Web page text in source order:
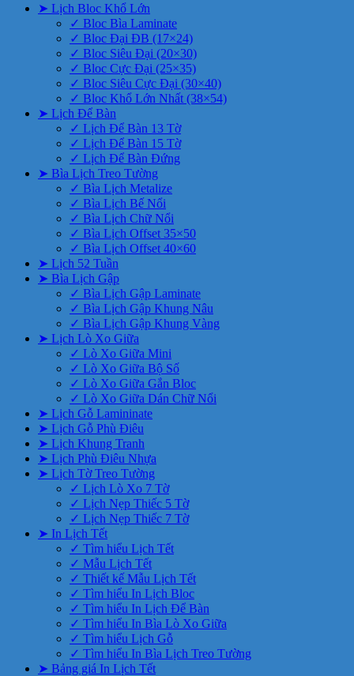
➤ Lịch Bloc Khổ Lớn
✓ Bloc Bìa Laminate
✓ Bloc Đại ĐB (17×24)
✓ Bloc Siêu Đại (20×30)
✓ Bloc Cực Đại (25×35)
✓ Bloc Siêu Cực Đại (30×40)
✓ Bloc Khổ Lớn Nhất (38×54)
➤ Lịch Để Bàn
✓ Lịch Để Bàn 13 Tờ
✓ Lịch Để Bàn 15 Tờ
✓ Lịch Để Bàn Đứng
➤ Bìa Lịch Treo Tường
✓ Bìa Lịch Metalize
✓ Bìa Lịch Bế Nổi
✓ Bìa Lịch Chữ Nổi
✓ Bìa Lịch Offset 35×50
✓ Bìa Lịch Offset 40×60
➤ Lịch 52 Tuần
➤ Bìa Lịch Gập
✓ Bìa Lịch Gập Laminate
✓ Bìa Lịch Gập Khung Nâu
✓ Bìa Lịch Gập Khung Vàng
➤ Lịch Lò Xo Giữa
✓ Lò Xo Giữa Mini
✓ Lò Xo Giữa Bộ Số
✓ Lò Xo Giữa Gắn Bloc
✓ Lò Xo Giữa Dán Chữ Nổi
➤ Lịch Gỗ Lamininate
➤ Lịch Gỗ Phù Điêu
➤ Lịch Khung Tranh
➤ Lịch Phù Điêu Nhựa
➤ Lịch Tờ Treo Tường
✓ Lịch Lò Xo 7 Tờ
✓ Lịch Nẹp Thiếc 5 Tờ
✓ Lịch Nẹp Thiếc 7 Tờ
➤ In Lịch Tết
✓ Tìm hiểu Lịch Tết
✓ Mẫu Lịch Tết
✓ Thiết kế Mẫu Lịch Tết
✓ Tìm hiểu In Lịch Bloc
✓ Tìm hiểu In Lịch Để Bàn
✓ Tìm hiểu In Bìa Lò Xo Giữa
✓ Tìm hiểu Lịch Gỗ
✓ Tìm hiểu In Bìa Lịch Treo Tường
➤ Bảng giá In Lịch Tết